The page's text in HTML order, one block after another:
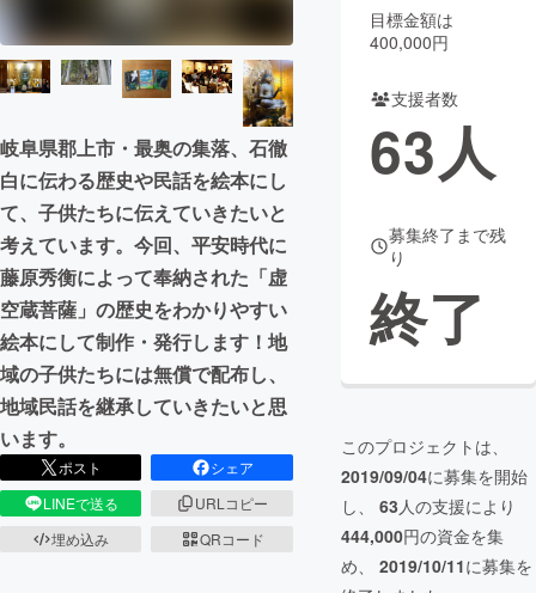
CAMPFIREふるさと納税
コミュニティ
岐阜県郡上市・最奥の集落、石徹
白に伝わる歴史や民話を絵本にし
て、子供たちに伝えていきたいと
考えています。今回、平安時代に
藤原秀衡によって奉納された「虚
空蔵菩薩」の歴史をわかりやすい
絵本にして制作・発行します！地
域の子供たちには無償で配布し、
地域民話を継承していきたいと思
います。
ポスト
シェア
LINEで送る
URLコピー
埋め込み
QRコード
目標金額は
400,000円
支援者数
63人
募集終了まで残
り
終了
このプロジェクトは、
2019/09/04に募集を開始
し、 63人の支援により
444,000円の資金を集
め、 2019/10/11に募集を